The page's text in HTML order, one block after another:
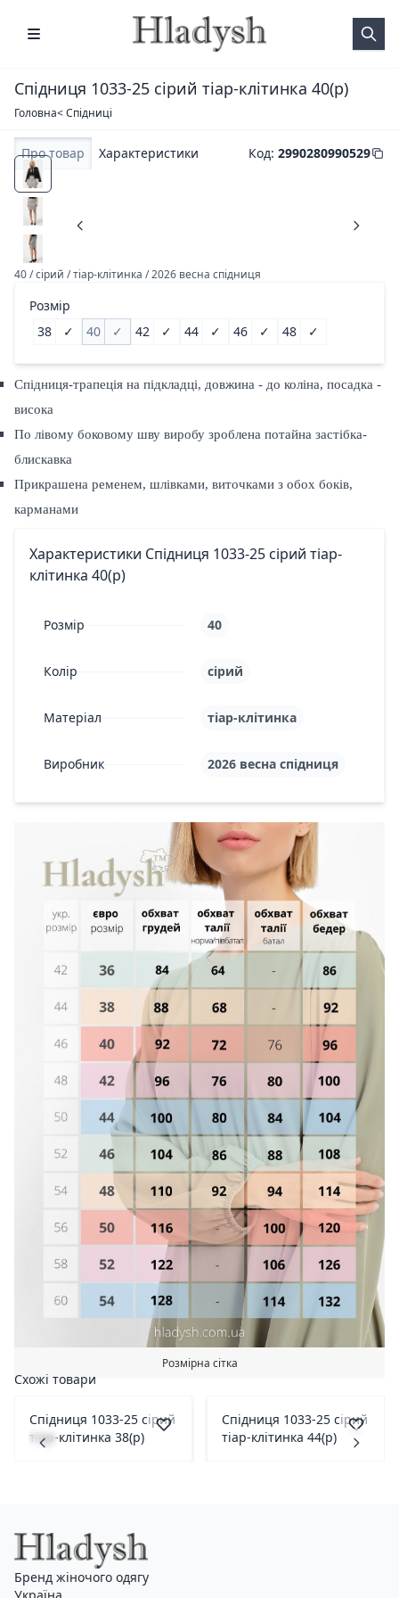
Спідниця 1033-25 сірий тіар-клітинка 40(р)
Головна< Спідниці
Про товар Характеристики Код: 2990280990529
40 / сірий / тіар-клітинка / 2026 весна спідниця
Розмір
38
✓ 40 ✓ 42 ✓ 44 ✓ 46 ✓ 48 ✓
Спідниця-трапеція на підкладці, довжина - до коліна, посадка -
висока
По лівому боковому шву виробу зроблена потайна застібка-
блискавка
Прикрашена ременем, шлівками, виточками з обох боків,
карманами
Характеристики Спідниця 1033-25 сірий тіар-
клітинка 40(р)
Розмір 40
Колір сірий
Матеріал тіар-клітинка
Виробник 2026 весна спідниця
Розмірна сітка
Схожі товари
Спідниця 1033-25 сірий
тіар-клітинка 38(р)
Спідниця 1033-25 сірий
тіар-клітинка 44(р)
Бренд жіночого одягу